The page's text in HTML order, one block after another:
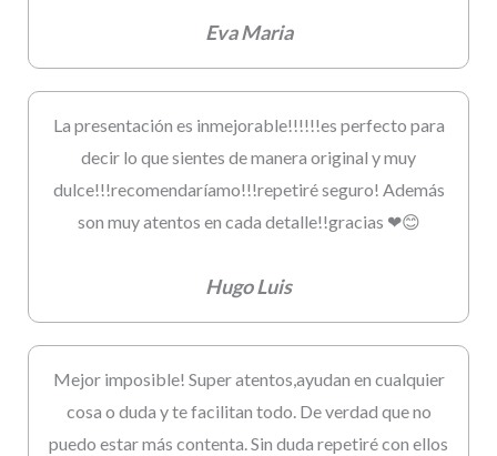
Eva Maria
La presentación es inmejorable!!!!!!es perfecto para
decir lo que sientes de manera original y muy
dulce!!!recomendaríamo!!!repetiré seguro! Además
son muy atentos en cada detalle!!gracias ❤😊
Hugo Luis
Mejor imposible! Super atentos,ayudan en cualquier
cosa o duda y te facilitan todo. De verdad que no
puedo estar más contenta. Sin duda repetiré con ellos